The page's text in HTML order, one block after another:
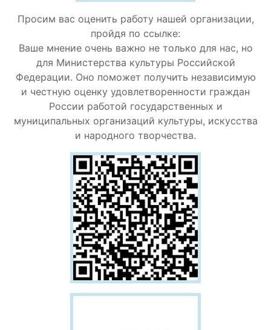
Просим вас оценить работу нашей организации,
пройдя по ссылке:
Ваше мнение очень важно не только для нас, но
для Министерства культуры Российской
Федерации. Оно поможет получить независимую
и честную оценку удовлетворенности граждан
России работой государственных и
муниципальных организаций культуры, искусства
и народного творчества.